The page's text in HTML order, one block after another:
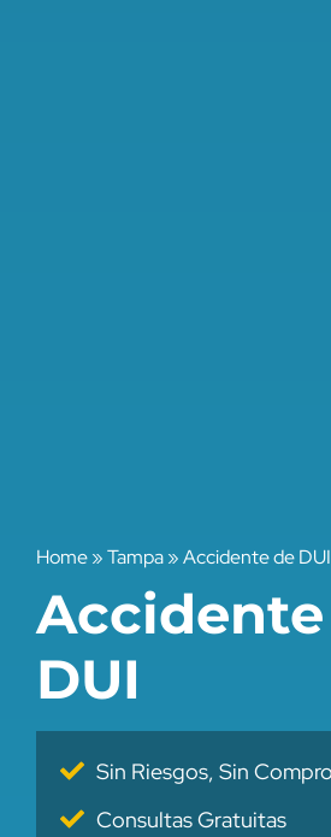
Home»Tampa»Accidente de DUI
DUI
Sin Riesgos, Sin
Consultas Gratuitas